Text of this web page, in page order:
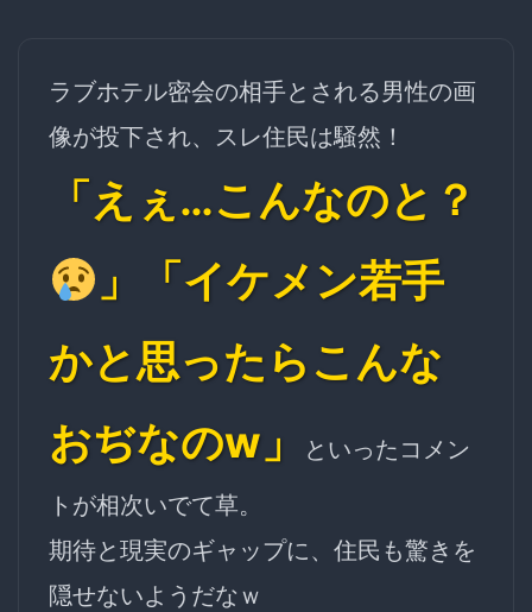
ラブホテル密会の相手とされる男性の画
像が投下され、スレ住民は騒然！
「えぇ…こんなのと？
」「イケメン若手
かと思ったらこんな
おぢなのw」
といったコメン
トが相次いでて草。
期待と現実のギャップに、住民も驚きを
隠せないようだなｗ